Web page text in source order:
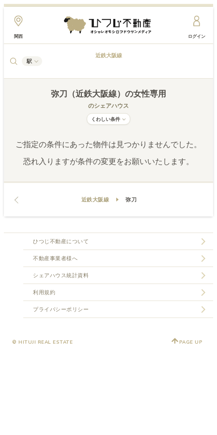
関西 ログイン
駅
近鉄大阪線
弥刀（近鉄大阪線） の女性専用
のシェアハウス
くわしい条件
ご指定の条件にあった物件は見つかりませんでした。
恐れ入りますが条件の変更をお願いいたします。
近鉄大阪線 弥刀
ひつじ不動産について
不動産事業者様へ
シェアハウス統計資料
利用規約
プライバシーポリシー
© HITUJI REAL ESTATE PAGE UP